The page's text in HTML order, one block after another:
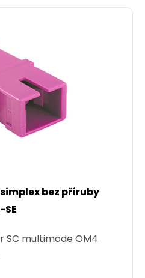
příruby
SC multimode OM4